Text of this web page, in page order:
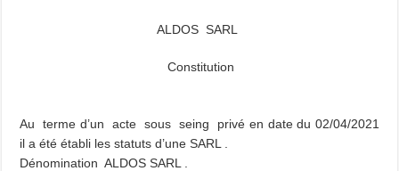
ALDOS SARL
Constitution
Au terme d’un acte sous seing privé en date du 02/04/2021
il a été établi les statuts d’une SARL .
Dénomination ALDOS SARL .